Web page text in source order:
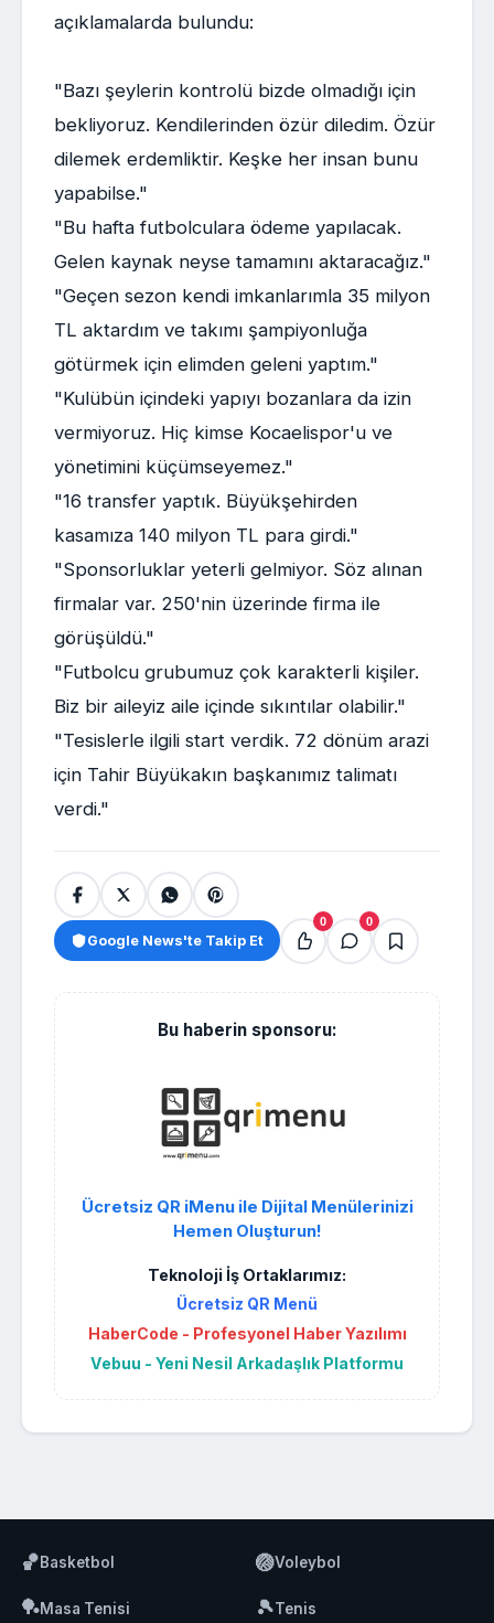
açıklamalarda bulundu:
"Bazı şeylerin kontrolü bizde olmadığı için
bekliyoruz. Kendilerinden özür diledim. Özür
dilemek erdemliktir. Keşke her insan bunu
yapabilse."
"Bu hafta futbolculara ödeme yapılacak.
Gelen kaynak neyse tamamını aktaracağız."
"Geçen sezon kendi imkanlarımla 35 milyon
TL aktardım ve takımı şampiyonluğa
götürmek için elimden geleni yaptım."
"Kulübün içindeki yapıyı bozanlara da izin
vermiyoruz. Hiç kimse Kocaelispor'u ve
yönetimini küçümseyemez."
"16 transfer yaptık. Büyükşehirden
kasamıza 140 milyon TL para girdi."
"Sponsorluklar yeterli gelmiyor. Söz alınan
firmalar var. 250'nin üzerinde firma ile
görüşüldü."
"Futbolcu grubumuz çok karakterli kişiler.
Biz bir aileyiz aile içinde sıkıntılar olabilir."
"Tesislerle ilgili start verdik. 72 dönüm arazi
için Tahir Büyükakın başkanımız talimatı
verdi."
Google News'te Takip Et
0 0
Bu haberin sponsoru:
Ücretsiz QR iMenu ile Dijital Menülerinizi
Hemen Oluşturun!
Teknoloji İş Ortaklarımız:
Ücretsiz QR Menü
HaberCode - Profesyonel Haber Yazılımı
Vebuu - Yeni Nesil Arkadaşlık Platformu
🏀Basketbol 🏐Voleybol
🏓Masa Tenisi 🎾Tenis